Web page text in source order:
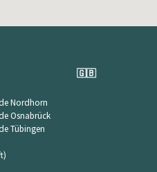
Nordhorn
Osnabrück
Tübingen
🇬🇧